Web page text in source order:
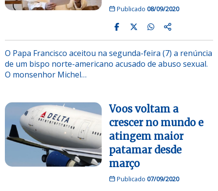
Publicado 08/09/2020
O Papa Francisco aceitou na segunda-feira (7) a renúncia
de um bispo norte-americano acusado de abuso sexual.
O monsenhor Michel…
Voos voltam a
crescer no mundo e
atingem maior
patamar desde
março
Publicado 07/09/2020